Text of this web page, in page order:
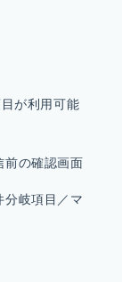
が利用可能
前の確認画面
分岐項目／マ